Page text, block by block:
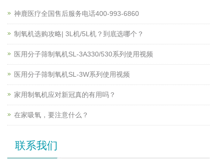
神鹿医疗全国售后服务电话400-993-6860
制氧机选购攻略| 3L机/5L机？到底选哪个？
医用分子筛制氧机SL-3A330/530系列使用视频
医用分子筛制氧机SL-3W系列使用视频
家用制氧机应对新冠真的有用吗？
在家吸氧，要注意什么？
联系我们